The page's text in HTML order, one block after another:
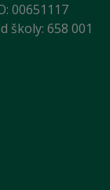
00651117
školy: 658 001